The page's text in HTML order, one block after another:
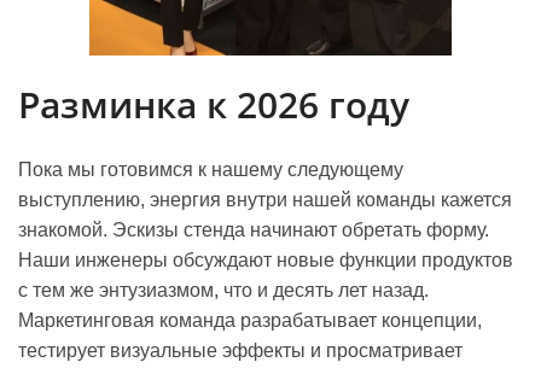
Разминка к 2026 году
Пока мы готовимся к нашему следующему
выступлению, энергия внутри нашей команды кажется
знакомой. Эскизы стенда начинают обретать форму.
Наши инженеры обсуждают новые функции продуктов
с тем же энтузиазмом, что и десять лет назад.
Маркетинговая команда разрабатывает концепции,
тестирует визуальные эффекты и просматривает